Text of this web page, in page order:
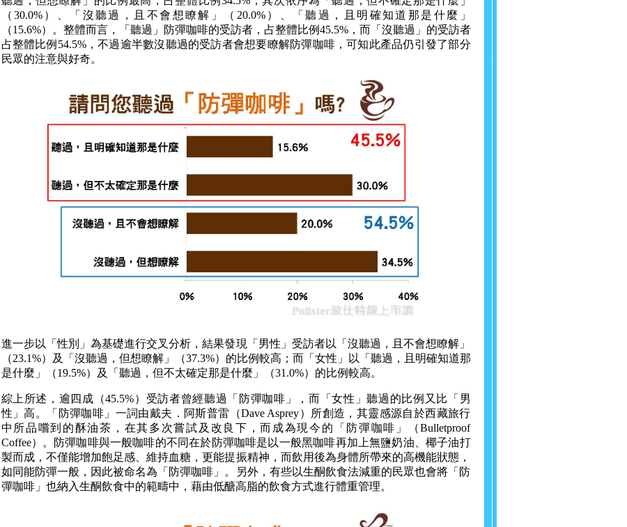
（30.0%）、「沒聽過，且不會想瞭解」（20.0%）、「聽過，且明確知道那是什麼」
（15.6%）。整體而言，「聽過」防彈咖啡的受訪者，占整體比例45.5%，而「沒聽過」的受訪者
占整體比例54.5%，不過逾半數沒聽過的受訪者會想要瞭解防彈咖啡，可知此產品仍引發了部分
民眾的注意與好奇。
進一步以「性別」為基礎進行交叉分析，結果發現「男性」受訪者以「沒聽過，且不會想瞭解」
（23.1%）及「沒聽過，但想瞭解」（37.3%）的比例較高；而「女性」以「聽過，且明確知道那
是什麼」（19.5%）及「聽過，但不太確定那是什麼」（31.0%）的比例較高。
綜上所述，逾四成（45.5%）受訪者曾經聽過「防彈咖啡」，而「女性」聽過的比例又比「男
性」高。「防彈咖啡」一詞由戴夫．阿斯普雷（Dave Asprey）所創造，其靈感源自於西藏旅行
中所品嚐到的酥油茶，在其多次嘗試及改良下，而成為現今的「防彈咖啡」（Bulletproof
Coffee）。防彈咖啡與一般咖啡的不同在於防彈咖啡是以一般黑咖啡再加上無鹽奶油、椰子油打
製而成，不僅能增加飽足感、維持血糖，更能提振精神，而飲用後為身體所帶來的高機能狀態，
如同能防彈一般，因此被命名為「防彈咖啡」。另外，有些以生酮飲食法減重的民眾也會將「防
彈咖啡」也納入生酮飲食中的範疇中，藉由低醣高脂的飲食方式進行體重管理。